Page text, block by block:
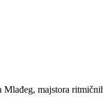
majstora